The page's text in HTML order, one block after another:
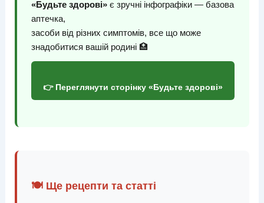
«Будьте здорові»є зручні інфографіки — базова
аптечка,
засоби від різних симптомів, все що може
знадобитися вашій родині 🏥
👉 Переглянути сторінку «Будьте здорові»
🍽️ Ще рецепти та статті